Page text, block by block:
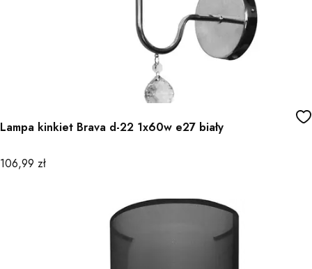
Lampa kinkiet Brava d-22 1x60w e27 biały
Cena
106,99 zł